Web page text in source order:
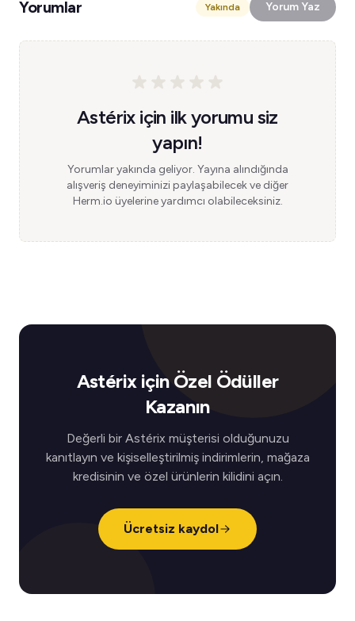
Yorumlar Yakında Yorum Yaz
Astérix için ilk yorumu siz
yapın!
Yorumlar yakında geliyor. Yayına alındığında
alışveriş deneyiminizi paylaşabilecek ve diğer
Herm.io üyelerine yardımcı olabileceksiniz.
Astérix için Özel Ödüller
Kazanın
Değerli bir Astérix müşterisi olduğunuzu
kanıtlayın ve kişiselleştirilmiş indirimlerin, mağaza
kredisinin ve özel ürünlerin kilidini açın.
Ücretsiz kaydol